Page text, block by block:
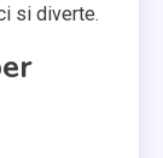
si diverte.